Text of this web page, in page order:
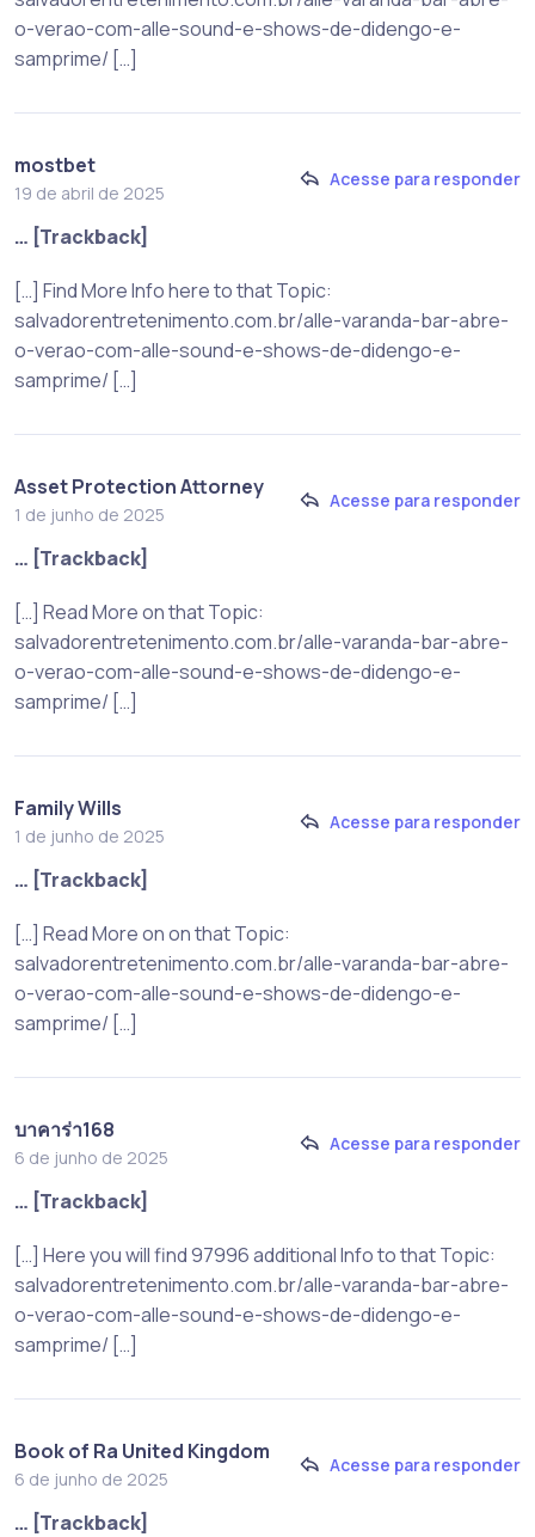
o-verao-com-alle-sound-e-shows-de-didengo-e-
samprime/ […]
mostbet
19 de abril de 2025
Acesse para responder
… [Trackback]
[…] Find More Info here to that Topic:
salvadorentretenimento.com.br/alle-varanda-bar-abre-
o-verao-com-alle-sound-e-shows-de-didengo-e-
samprime/ […]
Asset Protection Attorney
1 de junho de 2025
Acesse para responder
… [Trackback]
[…] Read More on that Topic:
salvadorentretenimento.com.br/alle-varanda-bar-abre-
o-verao-com-alle-sound-e-shows-de-didengo-e-
samprime/ […]
Family Wills
1 de junho de 2025
Acesse para responder
… [Trackback]
[…] Read More on on that Topic:
salvadorentretenimento.com.br/alle-varanda-bar-abre-
o-verao-com-alle-sound-e-shows-de-didengo-e-
samprime/ […]
บาคาร่า168
6 de junho de 2025
Acesse para responder
… [Trackback]
[…] Here you will find 97996 additional Info to that Topic:
salvadorentretenimento.com.br/alle-varanda-bar-abre-
o-verao-com-alle-sound-e-shows-de-didengo-e-
samprime/ […]
Book of Ra United Kingdom
6 de junho de 2025
Acesse para responder
… [Trackback]